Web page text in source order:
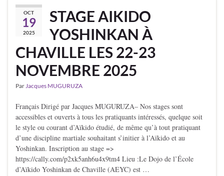
OCT
19
2025
STAGE AIKIDO
YOSHINKAN À
CHAVILLE LES 22-23
NOVEMBRE 2025
Par Jacques MUGURUZA
Français Dirigé par Jacques MUGURUZA– Nos stages sont
accessibles et ouverts à tous les pratiquants intéressés, quelque soit
le style ou courant d’Aïkido étudié, de même qu’à tout pratiquant
d’une discipline martiale souhaitant s’initier à l’Aïkido et au
Yoshinkan. Inscription au stage =>
https://cally.com/p2xk5anh6u4x9tm4 Lieu :Le Dojo de l’École
d’Aïkido Yoshinkan de Chaville (AEYC) est …